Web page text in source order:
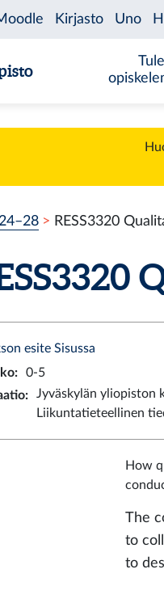
Tule
RESS3320
esite Sisussa
: 0-5
:
Jyväskylän yliopiston
Liikuntatieteellinen
How
The
to
to